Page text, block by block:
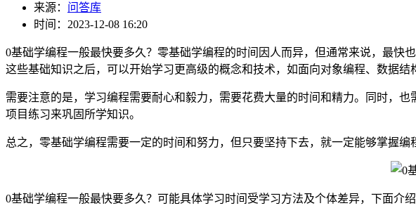
来源： 问答库
时间：2023-12-08 16:20
0基础学编程一般最快要多久？零基础学编程的时间因人而异，但通常来说，最
这些基础知识之后，可以开始学习更高级的概念和技术，如面向对象编程、数据结
需要注意的是，学习编程需要耐心和毅力，需要花费大量的时间和精力。同时，
项目练习来巩固所学知识。
总之，零基础学编程需要一定的时间和努力，但只要坚持下去，就一定能够掌握编
0基础学编程一般最快要多久？可能具体学习时间受学习方法及个体差异，下面介